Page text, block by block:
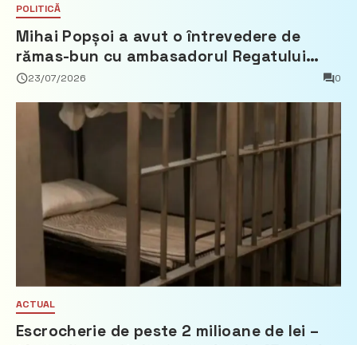
POLITICĂ
Mihai Popșoi a avut o întrevedere de
rămas-bun cu ambasadorul Regatului
Țărilor de Jos, Fred Duijn
23/07/2026 0
ACTUAL
Escrocherie de peste 2 milioane de lei –